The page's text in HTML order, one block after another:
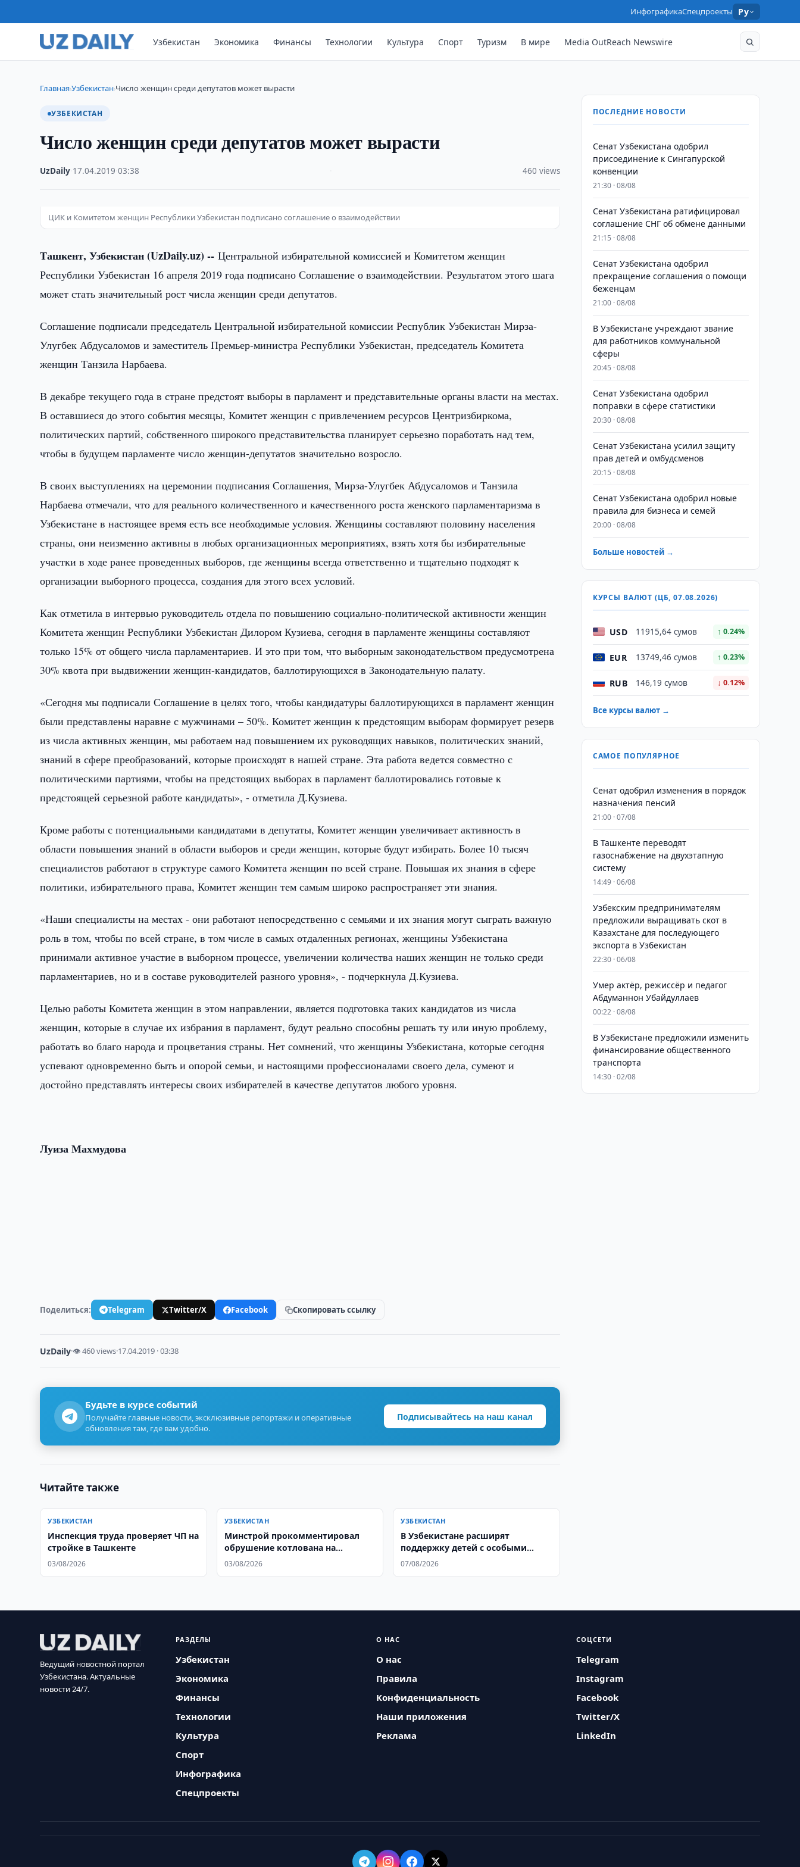
ИнфографикаСпецпроекты Ру
Узбекистан Экономика Финансы Технологии Культура Спорт Туризм В мире Media OutReach Newswire
Главная›Узбекистан›Число женщин среди депутатов может вырасти
УЗБЕКИСТАН
Число женщин среди депутатов может вырасти
UzDaily 17.04.2019 ·03:38 460 views
ЦИК и Комитетом женщин Республики Узбекистан подписано соглашение о взаимодействии
Ташкент, Узбекистан (UzDaily.uz) --Центральной избирательной комиссией и Комитетом женщин
Республики Узбекистан 16 апреля 2019 года подписано Соглашение о взаимодействии. Результатом этого шага
может стать значительный рост числа женщин среди депутатов.
Соглашение подписали председатель Центральной избирательной комиссии Республик Узбекистан Мирза-
Улугбек Абдусаломов и заместитель Премьер-министра Республики Узбекистан, председатель Комитета
женщин Танзила Нарбаева.
В декабре текущего года в стране предстоят выборы в парламент и представительные органы власти на местах.
В оставшиеся до этого события месяцы, Комитет женщин с привлечением ресурсов Центризбиркома,
политических партий, собственного широкого представительства планирует серьезно поработать над тем,
чтобы в будущем парламенте число женщин-депутатов значительно возросло.
В своих выступлениях на церемонии подписания Соглашения, Мирза-Улугбек Абдусаломов и Танзила
Нарбаева отмечали, что для реального количественного и качественного роста женского парламентаризма в
Узбекистане в настоящее время есть все необходимые условия. Женщины составляют половину населения
страны, они неизменно активны в любых организационных мероприятиях, взять хотя бы избирательные
участки в ходе ранее проведенных выборов, где женщины всегда ответственно и тщательно подходят к
организации выборного процесса, создания для этого всех условий.
Как отметила в интервью руководитель отдела по повышению социально-политической активности женщин
Комитета женщин Республики Узбекистан Дилором Кузиева, сегодня в парламенте женщины составляют
только 15% от общего числа парламентариев. И это при том, что выборным законодательством предусмотрена
30% квота при выдвижении женщин-кандидатов, баллотирующихся в Законодательную палату.
«Сегодня мы подписали Соглашение в целях того, чтобы кандидатуры баллотирующихся в парламент женщин
были представлены наравне с мужчинами – 50%. Комитет женщин к предстоящим выборам формирует резерв
из числа активных женщин, мы работаем над повышением их руководящих навыков, политических знаний,
знаний в сфере преобразований, которые происходят в нашей стране. Эта работа ведется совместно с
политическими партиями, чтобы на предстоящих выборах в парламент баллотировались готовые к
предстоящей серьезной работе кандидаты», - отметила Д.Кузиева.
Кроме работы с потенциальными кандидатами в депутаты, Комитет женщин увеличивает активность в
области повышения знаний в области выборов и среди женщин, которые будут избирать. Более 10 тысяч
специалистов работают в структуре самого Комитета женщин по всей стране. Повышая их знания в сфере
политики, избирательного права, Комитет женщин тем самым широко распространяет эти знания.
«Наши специалисты на местах - они работают непосредственно с семьями и их знания могут сыграть важную
роль в том, чтобы по всей стране, в том числе в самых отдаленных регионах, женщины Узбекистана
принимали активное участие в выборном процессе, увеличении количества наших женщин не только среди
парламентариев, но и в составе руководителей разного уровня», - подчеркнула Д.Кузиева.
Целью работы Комитета женщин в этом направлении, является подготовка таких кандидатов из числа
женщин, которые в случае их избрания в парламент, будут реально способны решать ту или иную проблему,
работать во благо народа и процветания страны. Нет сомнений, что женщины Узбекистана, которые сегодня
успевают одновременно быть и опорой семьи, и настоящими профессионалами своего дела, сумеют и
достойно представлять интересы своих избирателей в качестве депутатов любого уровня.
Луиза Махмудова
Поделиться: Telegram Twitter/X Facebook Скопировать ссылку
UzDaily·👁 460 views·17.04.2019 · 03:38
Будьте в курсе событий
Получайте главные новости, эксклюзивные репортажи и оперативные
обновления там, где вам удобно.
Подписывайтесь на наш канал
Читайте также
УЗБЕКИСТАН
Инспекция труда проверяет ЧП на
стройке в Ташкенте
03/08/2026
УЗБЕКИСТАН
Минстрой прокомментировал
обрушение котлована на
стройплощадке в Ташкенте
03/08/2026
УЗБЕКИСТАН
В Узбекистане расширят
поддержку детей с особыми
образовательными
07/08/2026
ПОСЛЕДНИЕ НОВОСТИ
Сенат Узбекистана одобрил
присоединение к Сингапурской
конвенции
21:30 · 08/08
Сенат Узбекистана ратифицировал
соглашение СНГ об обмене данными
21:15 · 08/08
Сенат Узбекистана одобрил
прекращение соглашения о помощи
беженцам
21:00 · 08/08
В Узбекистане учреждают звание
для работников коммунальной
сферы
20:45 · 08/08
Сенат Узбекистана одобрил
поправки в сфере статистики
20:30 · 08/08
Сенат Узбекистана усилил защиту
прав детей и омбудсменов
20:15 · 08/08
Сенат Узбекистана одобрил новые
правила для бизнеса и семей
20:00 · 08/08
Больше новостей →
КУРСЫ ВАЛЮТ (ЦБ, 07.08.2026)
USD 11915,64 сумов ↑ 0.24%
EUR 13749,46 сумов ↑ 0.23%
RUB 146,19 сумов ↓ 0.12%
Все курсы валют →
САМОЕ ПОПУЛЯРНОЕ
Сенат одобрил изменения в порядок
назначения пенсий
21:00 · 07/08
В Ташкенте переводят
газоснабжение на двухэтапную
систему
14:49 · 06/08
Узбекским предпринимателям
предложили выращивать скот в
Казахстане для последующего
экспорта в Узбекистан
22:30 · 06/08
Умер актёр, режиссёр и педагог
Абдуманнон Убайдуллаев
00:22 · 08/08
В Узбекистане предложили изменить
финансирование общественного
транспорта
14:30 · 02/08
Ведущий новостной портал
Узбекистана. Актуальные
новости 24/7.
РАЗДЕЛЫ
Узбекистан
Экономика
Финансы
Технологии
Культура
Спорт
Инфографика
Спецпроекты
О НАС
О нас
Правила
Конфиденциальность
Наши приложения
Реклама
СОЦСЕТИ
Telegram
Instagram
Facebook
Twitter/X
LinkedIn